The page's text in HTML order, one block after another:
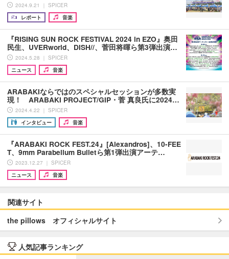
2024.9.21 ｜ SPICER
レポート
音楽
『RISING SUN ROCK FESTIVAL 2024 in EZO』奥田
民生、UVERworld、DISH//、菅田将暉ら第3弾出演…
2024.5.28 ｜ SPICER
ニュース
音楽
ARABAKIならではのスペシャルセッションが多数実
現！ ARABAKI PROJECT/GIP・菅 真良氏に2024…
2024.4.22 ｜ SPICER
インタビュー
音楽
『ARABAKI ROCK FEST.24』[Alexandros]、10-FEE
T、9mm Parabellum Bulletら第1弾出演アーテ…
2023.12.27 ｜ SPICER
ニュース
音楽
関連サイト
the pillows オフィシャルサイト
人気記事ランキング